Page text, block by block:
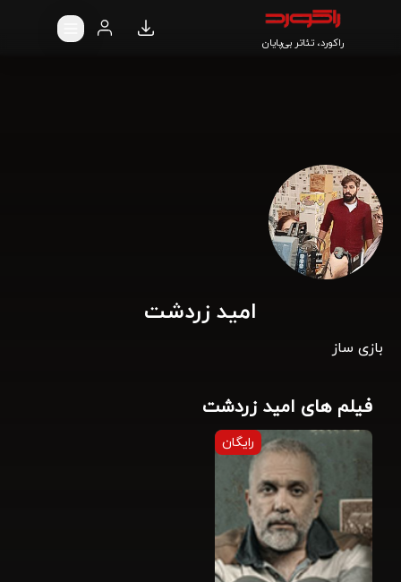
راکورد، تئاتر بی‌پایان
امید زردشت
بازی ساز
فیلم های امید زردشت
رایگان